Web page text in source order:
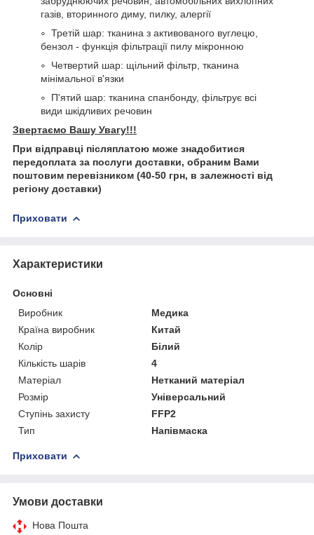
газів, вторинного диму, пилку, алергії
Третій шар: тканина з активованого вуглецю,
бензол - функція фільтрації пилу мікронною
Четвертий шар: щільний фільтр, тканина
мінімальної в'язки
П'ятий шар: тканина спанбонду, фільтрує всі
види шкідливих речовин
Звертаємо Вашу Увагу!!!
При відправці післяплатою може знадобитися
передоплата за послуги доставки, обраним Вами
поштовим перевізником (40-50 грн, в залежності від
регіону доставки)
Приховати
Характеристики
Основні
Виробник
Медика
Країна виробник
Китай
Колір
Білий
Кількість шарів
4
Матеріал
Нетканий матеріал
Розмір
Універсальний
Ступінь захисту
FFP2
Тип
Напівмаска
Приховати
Умови доставки
Нова Пошта